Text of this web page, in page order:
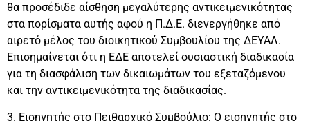
θα προσέδιδε αίσθηση μεγαλύτερης αντικειμενικότητας
στα πορίσματα αυτής αφού η Π.Δ.Ε. διενεργήθηκε από
αιρετό μέλος του διοικητικού Συμβουλίου της ΔΕΥΑΛ.
Επισημαίνεται ότι η ΕΔΕ αποτελεί ουσιαστική διαδικασία
για τη διασφάλιση των δικαιωμάτων του εξεταζόμενου
και την αντικειμενικότητα της διαδικασίας.
3. Εισηγητής στο Πειθαρχικό Συμβούλιο: Ο εισηγητής στο